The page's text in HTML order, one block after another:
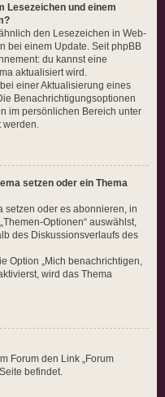
Lesezeichen und einem
den Lesezeichen in Web-
bei einem Update. Seit phpBB
du kannst eine
aktualisiert wird.
einer Aktualisierung eines
Benachrichtigungsoptionen
im persönlichen Bereich unter
werden.
setzen oder ein Thema
setzen oder es abonnieren, in
Optionen“ auswählst,
des Diskussionsverlaufs des
Option „Mich benachrichtigen,
wird das Thema
Forum den Link „Forum
befindet.